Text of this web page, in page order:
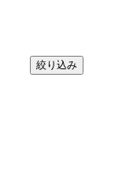
絞り込み